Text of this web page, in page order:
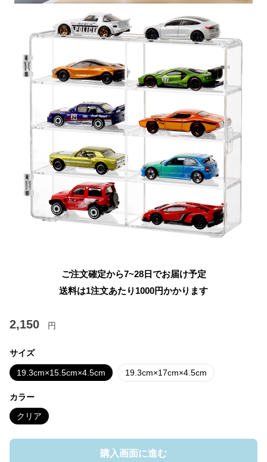
ご注文確定から7~28日でお届け予定
送料は1注文あたり 1000円かかります
2,150 円
サイズ
19.3cm×15.5cm×4.5cm 19.3cm×17cm×4.5cm
カラー
クリア
購入画面に進む